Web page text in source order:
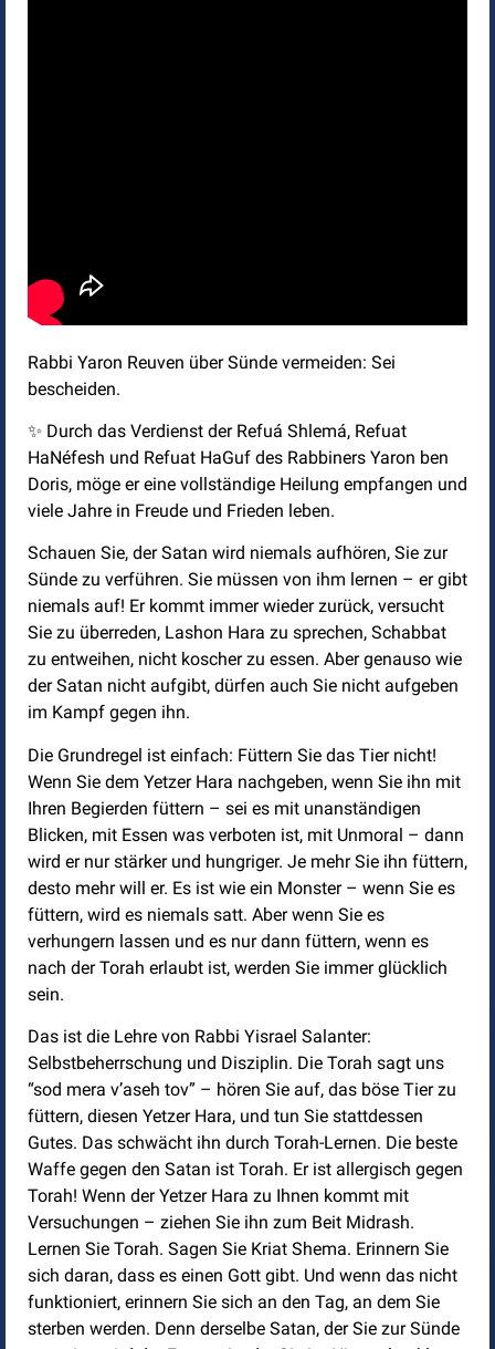
Rabbi Yaron Reuven über Sünde vermeiden: Sei
bescheiden.
✨ Durch das Verdienst der Refuá Shlemá, Refuat
HaNéfesh und Refuat HaGuf des Rabbiners Yaron ben
Doris, möge er eine vollständige Heilung empfangen und
viele Jahre in Freude und Frieden leben.
Schauen Sie, der Satan wird niemals aufhören, Sie zur
Sünde zu verführen. Sie müssen von ihm lernen – er gibt
niemals auf! Er kommt immer wieder zurück, versucht
Sie zu überreden, Lashon Hara zu sprechen, Schabbat
zu entweihen, nicht koscher zu essen. Aber genauso wie
der Satan nicht aufgibt, dürfen auch Sie nicht aufgeben
im Kampf gegen ihn.
Die Grundregel ist einfach: Füttern Sie das Tier nicht!
Wenn Sie dem Yetzer Hara nachgeben, wenn Sie ihn mit
Ihren Begierden füttern – sei es mit unanständigen
Blicken, mit Essen was verboten ist, mit Unmoral – dann
wird er nur stärker und hungriger. Je mehr Sie ihn füttern,
desto mehr will er. Es ist wie ein Monster – wenn Sie es
füttern, wird es niemals satt. Aber wenn Sie es
verhungern lassen und es nur dann füttern, wenn es
nach der Torah erlaubt ist, werden Sie immer glücklich
sein.
Das ist die Lehre von Rabbi Yisrael Salanter:
Selbstbeherrschung und Disziplin. Die Torah sagt uns
“sod mera v’aseh tov” – hören Sie auf, das böse Tier zu
füttern, diesen Yetzer Hara, und tun Sie stattdessen
Gutes. Das schwächt ihn durch Torah-Lernen. Die beste
Waffe gegen den Satan ist Torah. Er ist allergisch gegen
Torah! Wenn der Yetzer Hara zu Ihnen kommt mit
Versuchungen – ziehen Sie ihn zum Beit Midrash.
Lernen Sie Torah. Sagen Sie Kriat Shema. Erinnern Sie
sich daran, dass es einen Gott gibt. Und wenn das nicht
funktioniert, erinnern Sie sich an den Tag, an dem Sie
sterben werden. Denn derselbe Satan, der Sie zur Sünde